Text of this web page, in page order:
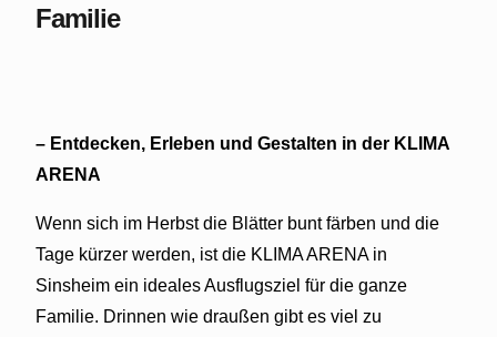
Familie
– Entdecken, Erleben und Gestalten in der KLIMA
ARENA
Wenn sich im Herbst die Blätter bunt färben und die
Tage kürzer werden, ist die KLIMA ARENA in
Sinsheim ein ideales Ausflugsziel für die ganze
Familie. Drinnen wie draußen gibt es viel zu